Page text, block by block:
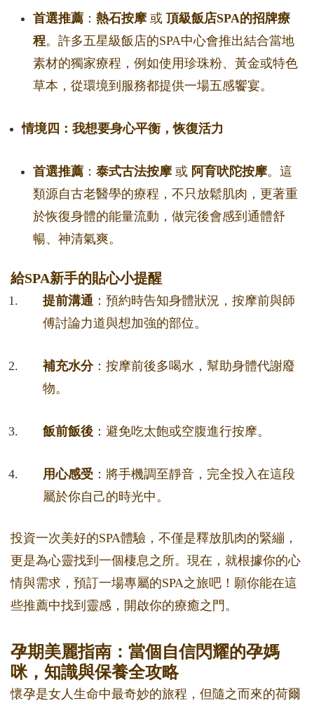
首選推薦 ： 熱石按摩或 頂級飯店SPA的招牌療
程。許多五星級飯店的SPA中心會推出結合當地
素材的獨家療程，例如使用珍珠粉、黃金或特色
草本，從環境到服務都提供一場五感饗宴。
情境四：我想要身心平衡，恢復活力
首選推薦 ： 泰式古法按摩或 阿育吠陀按摩。這
類源自古老醫學的療程，不只放鬆肌肉，更著重
於恢復身體的能量流動，做完後會感到通體舒
暢、神清氣爽。
給SPA新手的貼心小提醒
提前溝通 ：預約時告知身體狀況，按摩前與師
傅討論力道與想加強的部位。
補充水分：按摩前後多喝水，幫助身體代謝廢
物。
飯前飯後 ：避免吃太飽或空腹進行按摩。
用心感受 ：將手機調至靜音，完全投入在這段
屬於你自己的時光中。
投資一次美好的SPA體驗，不僅是釋放肌肉的緊繃，
更是為心靈找到一個棲息之所。現在，就根據你的心
情與需求，預訂一場專屬的SPA之旅吧！願你能在這
些推薦中找到靈感，開啟你的療癒之門。
孕期美麗指南：當個自信閃耀的孕媽
咪，知識與保養全攻略
懷孕是女人生命中最奇妙的旅程，但隨之而來的荷爾